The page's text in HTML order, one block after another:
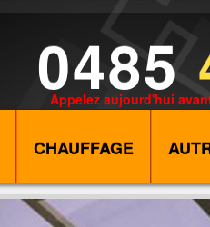
0485
Appelez aujourd'hui
CHAUFFAGE